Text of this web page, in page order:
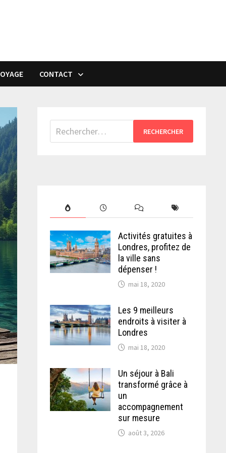
CONTACT
Rechercher :
Activités gratuites à
Londres, profitez de
la ville sans
dépenser !
mai 18, 2020
Les 9 meilleurs
endroits à visiter à
Londres
mai 18, 2020
Un séjour à Bali
transformé grâce à
un
accompagnement
sur mesure
août 3, 2026